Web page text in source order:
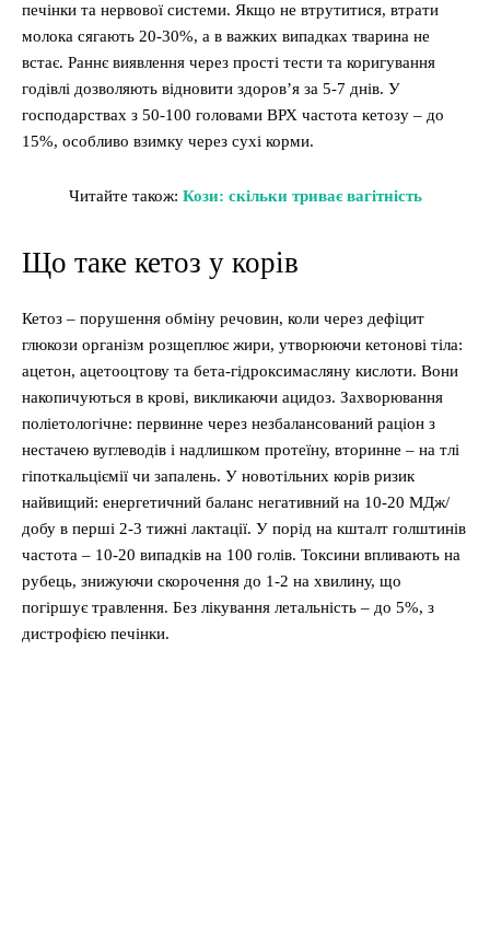
печінки та нервової системи. Якщо не втрутитися, втрати
молока сягають 20-30%, а в важких випадках тварина не
встає. Раннє виявлення через прості тести та коригування
годівлі дозволяють відновити здоров’я за 5-7 днів. У
господарствах з 50-100 головами ВРХ частота кетозу – до
15%, особливо взимку через сухі корми.
Читайте також: Кози: скільки триває вагітність
Що таке кетоз у корів
Кетоз – порушення обміну речовин, коли через дефіцит
глюкози організм розщеплює жири, утворюючи кетонові тіла:
ацетон, ацетооцтову та бета-гідроксимасляну кислоти. Вони
накопичуються в крові, викликаючи ацидоз. Захворювання
поліетологічне: первинне через незбалансований раціон з
нестачею вуглеводів і надлишком протеїну, вторинне – на тлі
гіпоткальціємії чи запалень. У новотільних корів ризик
найвищий: енергетичний баланс негативний на 10-20 МДж/
добу в перші 2-3 тижні лактації. У порід на кшталт голштинів
частота – 10-20 випадків на 100 голів. Токсини впливають на
рубець, знижуючи скорочення до 1-2 на хвилину, що
погіршує травлення. Без лікування летальність – до 5%, з
дистрофією печінки.